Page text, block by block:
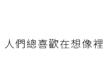
們總喜歡在想像裡